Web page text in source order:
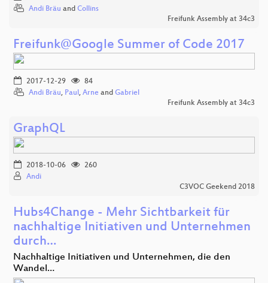
Andi Bräu and Collins
Freifunk Assembly at 34c3
Freifunk@Google Summer of Code 2017
2017-12-29
84
Andi Bräu, Paul, Arne and Gabriel
Freifunk Assembly at 34c3
GraphQL
2018-10-06
260
Andi
C3VOC Geekend 2018
Hubs4Change - Mehr Sichtbarkeit für
nachhaltige Initiativen und Unternehmen
durch…
Nachhaltige Initiativen und Unternehmen, die den
Wandel…